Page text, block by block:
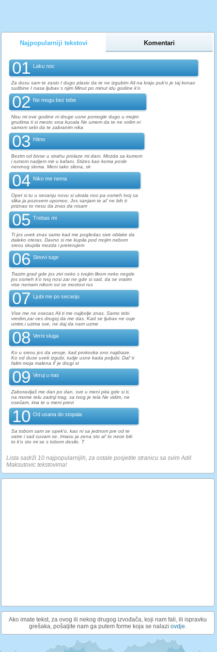
Najpopularniji tekstovi Komentari
01 Laku noc
Za dusu sam te zasio I dugo plasio da te ne izgubim Ali na kraju puk'o je taj konac
sudbine I nasa ljubav s njim Minut po minut idu godine k'o
02 Ne mogu bez tebe
Nisu mi ove godine ni druge usne pomogle dugo u mojim
grudima ti si mesto srca kucala Ne umem da te ne volim ni
samom sebi da te zabranim nika
03 Hitno
Bezim od bivse u strahu prolaze mi dani. Mozda sa kumom
i rumom nadjem mir u kafani. Stizes kao koma posle
nervnog sloma. Meni tako slicna, sk
04 Niko me nema
Opet si tu u secanju novu si ukrala noc pa osmeh tvoj sa
slika ja pozovem upomoc. Jos sanjam te al' ne bih ti
priznao to necu da znas da nisam
05 Trebas mi
Ti jos uvek znas samo kad me pogledas sive oblake da
daleko oteras. Davno si me kupila pod mojim nebom
srecu skupila mozda i preterujem
06 Sinovi tuge
Trazim grad gde jos zivi neko s tvojim likom neko negde
jos osmeh k'o tvoj nosi zar ne gde si sad, da se vratim
vise nemam nikom svi se mostovi rus
07 Ljubi me po secanju
Vise me ne osecas Ali ti me najbolje znas. Samo tebi
vredim,zar ces drugoj da me das. Kad se ljubav ne cuje
umire,i uzima sve, ne daj da nam uzme
08 Verni sluga
Ko u srecu jos da veruje, kad prokocka ono najdraze.
Ko od duse uvek izgubi, tudje usne kada poljubi. Dal' ti
falim moja malena il' je drugi st
09 Veruj u nas
Zaboravljaš me dan po dan, sve u meni pita gde si ti,
na mome telu zadnji trag, sa tvog je tela Ne vidim, ne
osećam, ima te u meni previ
10 Od usana do stopala
Sa tobom sam se opek'o, kao ni sa jednom pre od te
vatre i sad cuvam se. Imacu ja zena sto al' to nece biti
to k'o sto mi se s tobom desilo. T
Lista sadrži 10 najpopularnijih, za ostale posjetite stranicu sa svim Adil
Maksutovic tekstovima!
Ako imate tekst, za ovog ili nekog drugog izvođača, koji nam fali, ili ispravku
grešaka, pošaljite nam ga putem forme koja se nalazi ovdje.